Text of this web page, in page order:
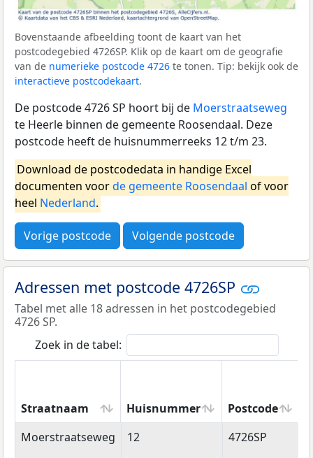
Bovenstaande afbeelding toont de kaart van het
postcodegebied 4726SP. Klik op de kaart om de geografie
van de numerieke postcode 4726 te tonen. Tip: bekijk ook de
interactieve postcodekaart.
De postcode 4726 SP hoort bij de Moerstraatseweg
te Heerle binnen de gemeente Roosendaal. Deze
postcode heeft de huisnummerreeks 12 t/m 23.
Download de postcodedata in handige Excel
documenten voorde gemeente Roosendaal of voor
heel Nederland.
Vorige postcode Volgende postcode
Adressen met postcode 4726SP
Tabel met alle 18 adressen in het postcodegebied
4726 SP.
Zoek in de tabel:
Straatnaam Huisnummer Postcode
Straatnaam
Huisnummer Postcode
Moerstraatseweg 12 4726SP